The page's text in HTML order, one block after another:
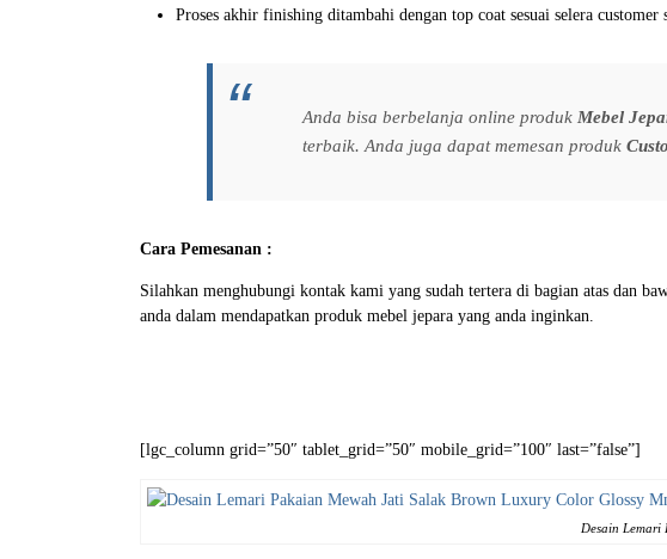
Proses akhir finishing ditambahi dengan top coat sesuai selera
Anda bisa berbelanja online produk Mebel
terbaik. Anda juga dapat memesan produk
Cara Pemesanan :
Silahkan menghubungi kontak kami yang sudah tertera di bagian atas dan
anda dalam mendapatkan produk mebel jepara yang anda inginkan.
[lgc_column grid=”50″ tablet_grid=”50″ mobile_grid=”100″ last=”false”]
Desain Lemari